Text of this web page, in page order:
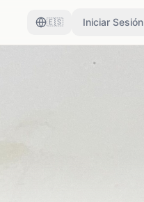
🇪🇸 Iniciar Sesión